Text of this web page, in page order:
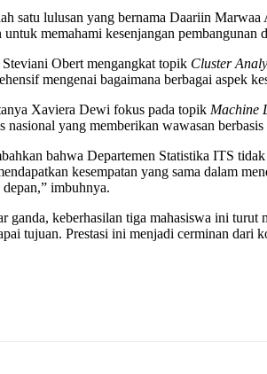
satu lulusan yang bernama Daariin
memahami kesenjangan pembangunan
Obert mengangkat topik Cluster
mengenai bagaimana berbagai aspek
Xaviera Dewi fokus pada topik Machine
nasional yang memberikan wawasan
bahwa Departemen Statistika ITS
kesempatan yang sama dalam
imbuhnya.
ganda, keberhasilan tiga mahasiswa ini turut
tujuan. Prestasi ini menjadi cerminan dari